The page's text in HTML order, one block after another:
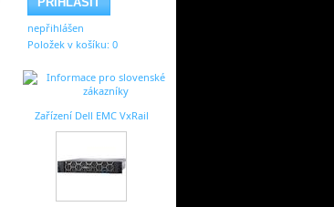
nepřihlášen
Položek v košíku: 0
Zařízení Dell EMC VxRail